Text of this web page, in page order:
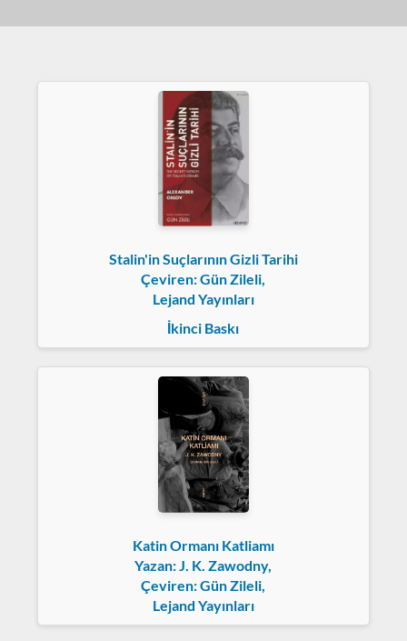
Stalin'in Suçlarının Gizli Tarihi
Çeviren: Gün Zileli,
Lejand Yayınları
İkinci Baskı
Katin Ormanı Katliamı
Yazan: J. K. Zawodny,
Çeviren: Gün Zileli,
Lejand Yayınları